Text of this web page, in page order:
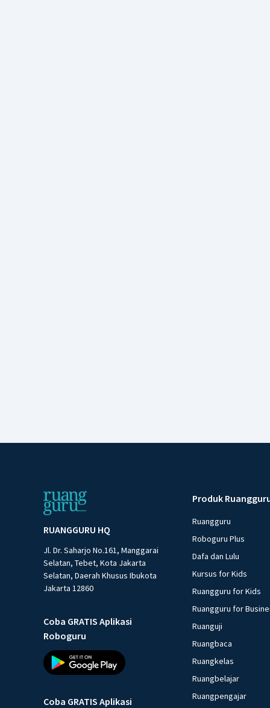
RUANGGURU HQ
Jl. Dr. Saharjo No.161, Manggarai
Selatan, Tebet, Kota Jakarta
Selatan, Daerah Khusus Ibukota
Jakarta 12860
Coba GRATIS Aplikasi
Roboguru
Coba GRATIS Aplikasi
Produk
Ruangguru
Roboguru Plus
Dafa dan Lulu
Kursus for Kids
Ruangguru for Kids
Ruangguru for
Ruanguji
Ruangbaca
Ruangkelas
Ruangbelajar
Ruangpengajar